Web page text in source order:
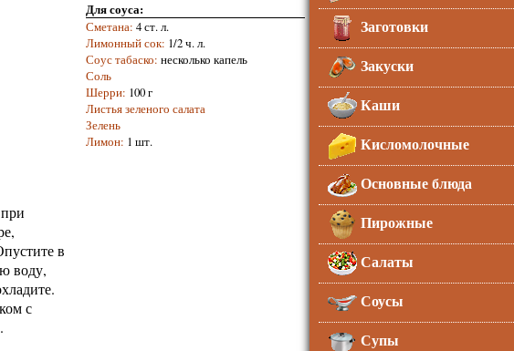
Для соуса:
Сметана: 4 ст. л.
Лимонный сок: 1/2 ч. л.
Соус табаско: несколько капель
Соль
Шерри: 100 г
Листья зеленого салата
Зелень
Лимон: 1 шт.
в
воду,
с
Заготовки
Закуски
Каши
Кисломолочные
Основные блюда
Пирожные
Салаты
Соусы
Супы